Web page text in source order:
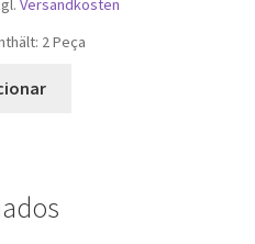
Versandkosten
2Peça